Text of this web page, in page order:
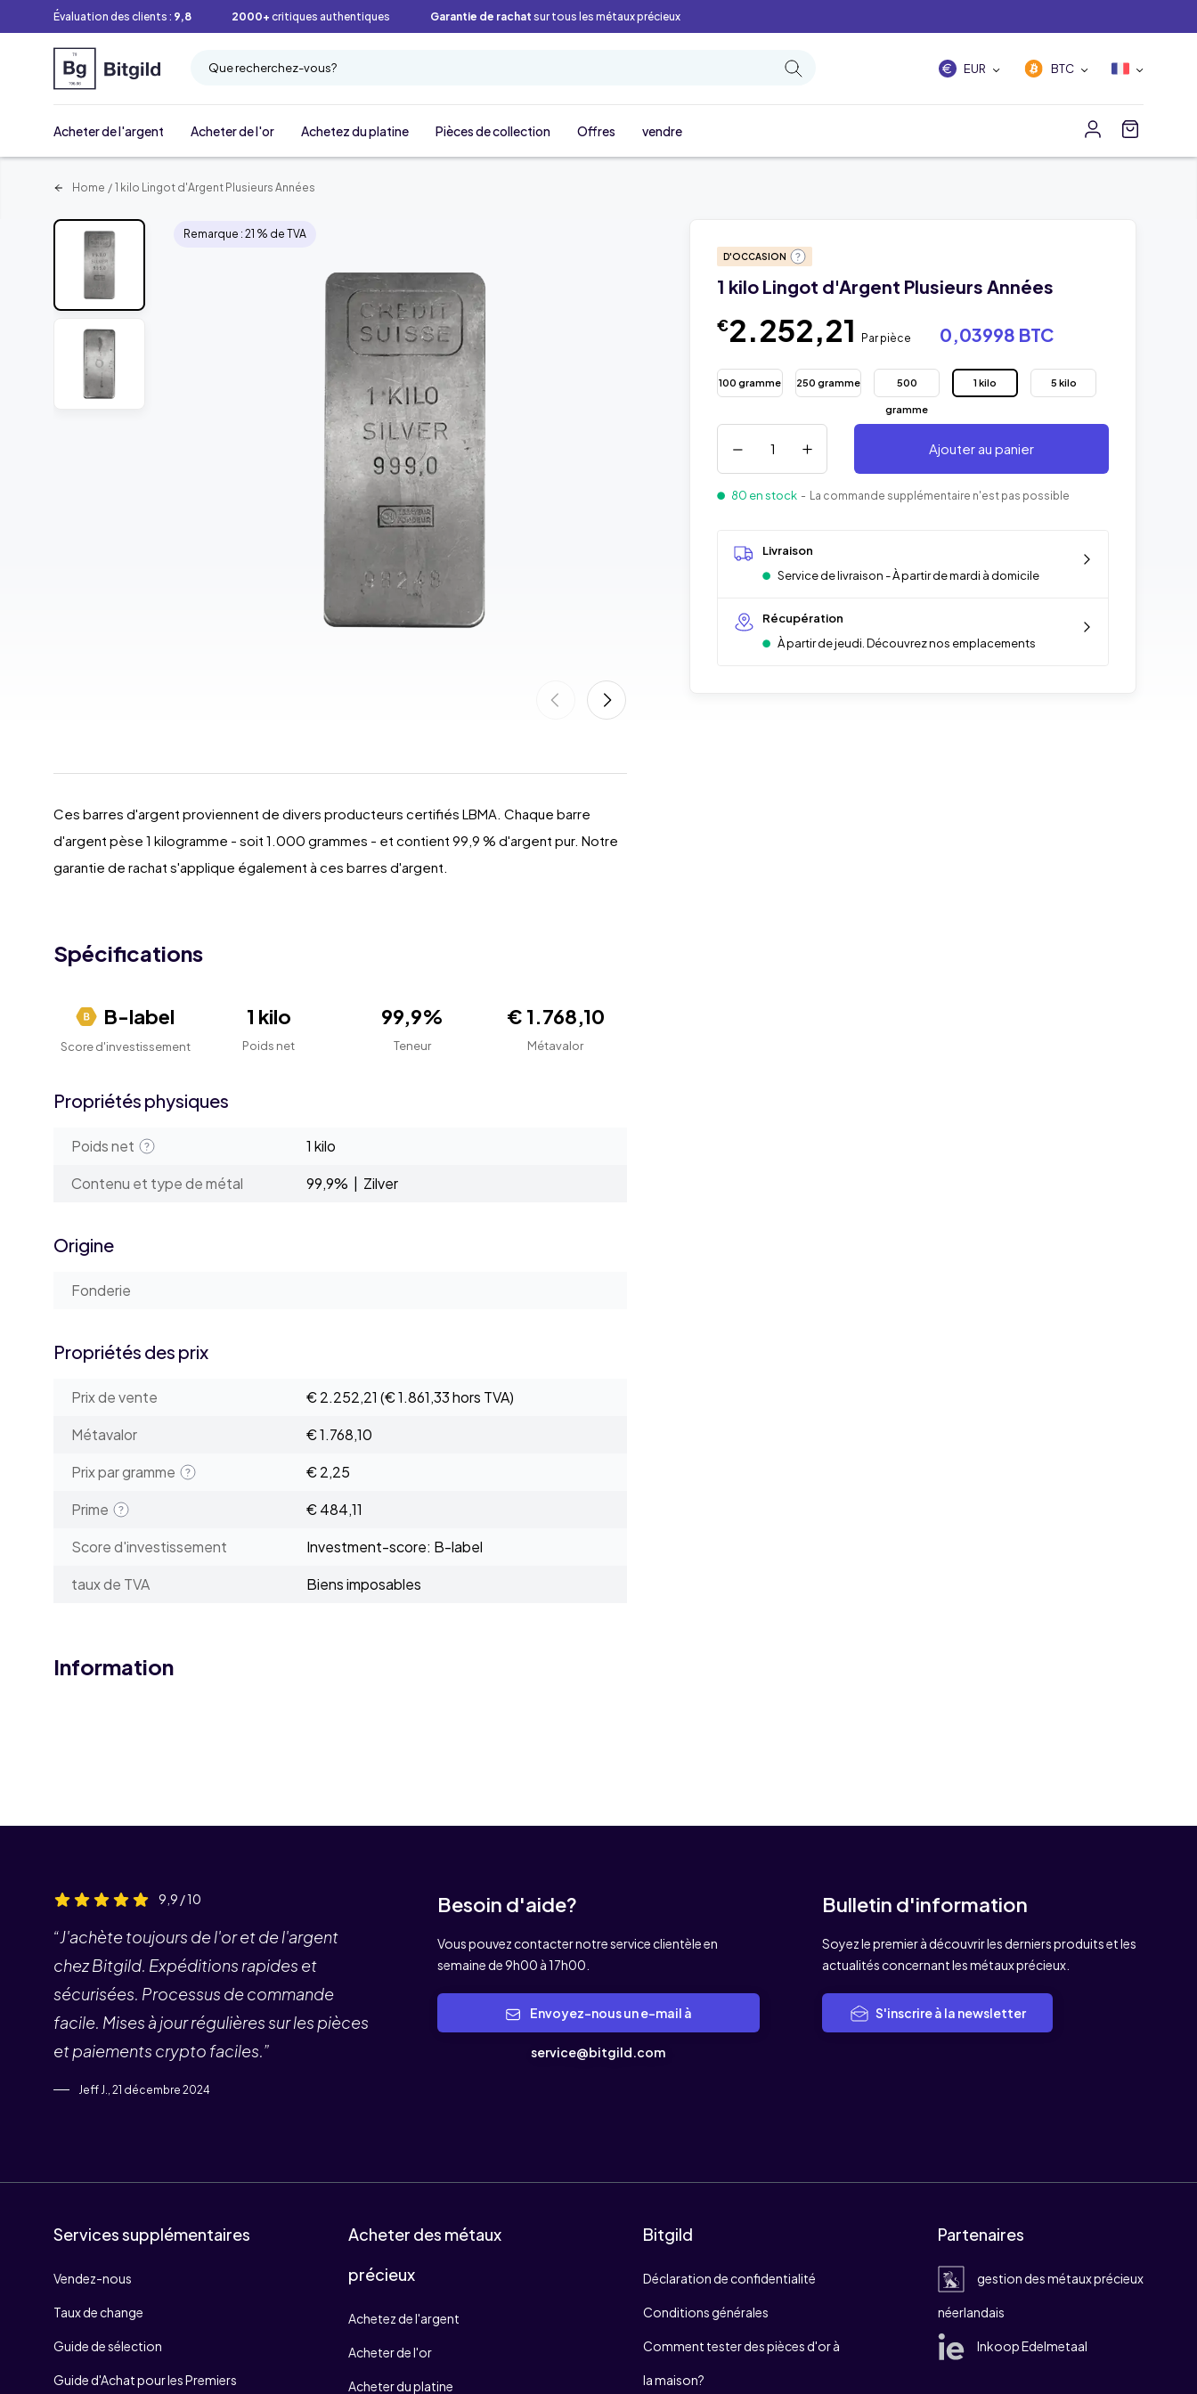
Évaluation des clients : 9,8 2000+ critiques authentiques Garantie de rachat sur tous les métaux précieux
Que recherchez-vous? EUR BTC
Acheter de l'argent Acheter de l'or Achetez du platine Pièces de collection Offres vendre
Home / 1 kilo Lingot d'Argent Plusieurs Années
D'OCCASION
1 kilo Lingot d'Argent Plusieurs Années
€2.252,21 Par pièce 0,03998 BTC
100 gramme 250 gramme 500
gramme
1 kilo 5 kilo
Ajouter au panier
80 en stock - La commande supplémentaire n'est pas possible
Livraison
Service de livraison - À partir de mardi à domicile
Récupération
À partir de jeudi. Découvrez nos emplacements
Remarque : 21 % de TVA
Ces barres d'argent proviennent de divers producteurs certifiés LBMA. Chaque barre
d'argent pèse 1 kilogramme - soit 1.000 grammes - et contient 99,9 % d'argent pur. Notre
garantie de rachat s'applique également à ces barres d'argent.
Spécifications
B-label
Score d'investissement
1 kilo
Poids net
99,9%
Teneur
€ 1.768,10
Métavalor
Propriétés physiques
Poids net
1 kilo
Contenu et type de métal
99,9% | Zilver
Origine
Fonderie
Propriétés des prix
Prix de vente € 2.252,21 (€ 1.861,33 hors TVA)
Métavalor
€ 1.768,10
Prix par gramme
€ 2,25
Prime
€ 484,11
Score d'investissement
Investment-score: B-label
taux de TVA
Biens imposables
Information
9,9 / 10
“J'achète toujours de l'or et de l'argent
chez Bitgild. Expéditions rapides et
sécurisées. Processus de commande
facile. Mises à jour régulières sur les pièces
et paiements crypto faciles.”
Jeff J., 21 décembre 2024
Besoin d'aide?
Vous pouvez contacter notre service clientèle en
semaine de 9h00 à 17h00.
service@bitgild.com
Bulletin d'information
Soyez le premier à découvrir les derniers produits et les
actualités concernant les métaux précieux.
S'inscrire à la newsletter
Services supplémentaires
Vendez-nous
Taux de change
Guide de sélection
Guide d'Achat pour les Premiers
Acheter des métaux
précieux
Achetez de l'argent
Acheter de l'or
Acheter du platine
Bitgild
Déclaration de confidentialité
Conditions générales
Comment tester des pièces d'or à
la maison?
Partenaires
gestion des métaux précieux
néerlandais
Inkoop Edelmetaal